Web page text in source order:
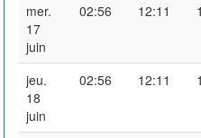
mer.
17
juin
02:56 12:11
jeu.
18
juin
02:56 12:11